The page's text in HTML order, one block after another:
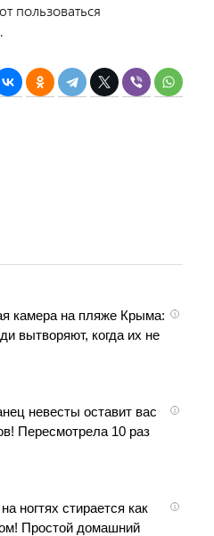
пользоваться
i
камера на пляже Крыма:
вытворяют, когда их не
i
невесты оставит вас
Пересмотрела 10 раз
i
ногтях стирается как
Простой домашний